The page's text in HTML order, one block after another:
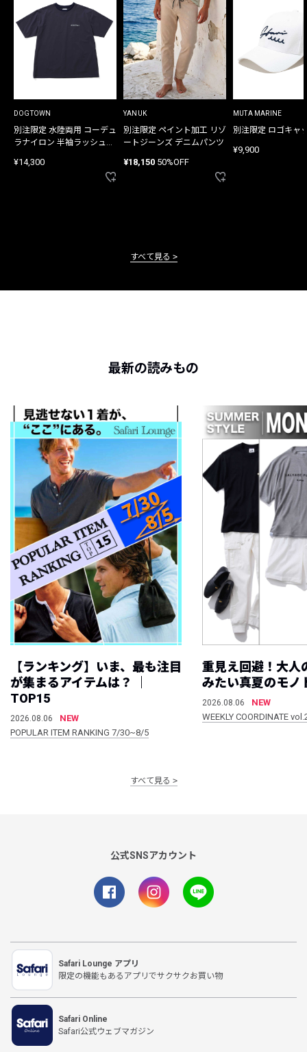
DOGTOWN
別注限定 水陸両用 コーデュ
ラナイロン 半袖ラッシュガ
¥14,300
YANUK
別注限定 ペイント加工 リゾ
ートジーンズ デニムパンツ
¥18,150 50%OFF
MUTA MARINE
別注限定 ロゴキャ
¥9,900
すべて見る
最新の読みもの
【ランキング】いま、最も注目
が集まるアイテムは？ ｜
TOP15
2026.08.06
NEW
POPULAR ITEM RANKING 7/30~8/5
重見え回避！大人
みたい真夏のモノ
2026.08.06
NEW
WEEKLY COORDINATE
すべて見る
公式SNSアカウント
Safari Lounge アプリ
限定の機能もあるアプリでサクサクお買い物
Safari Online
Safari公式ウェブマガジン